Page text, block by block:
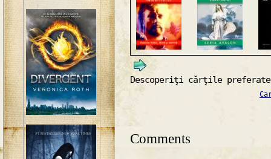
Descoperiţi cărţile
Comments